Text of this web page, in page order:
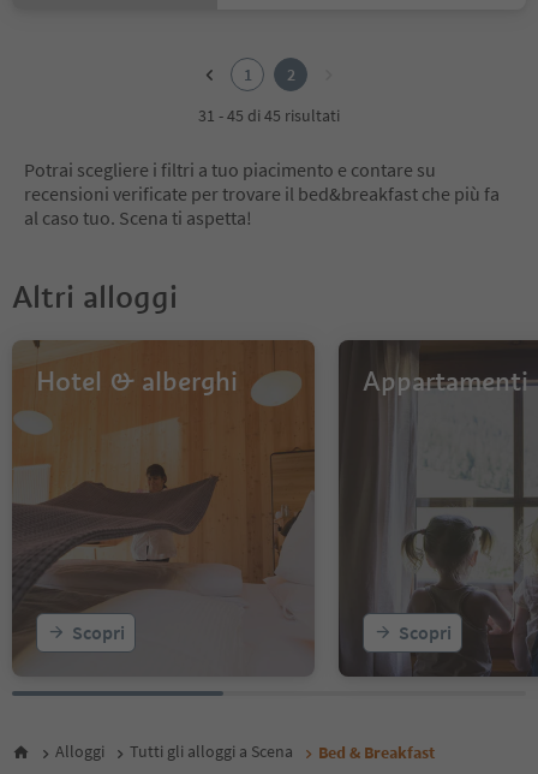
1
2
31 - 45 di 45 risultati
Potrai scegliere i filtri a tuo piacimento e contare su
recensioni verificate per trovare il bed&breakfast che più fa
al caso tuo. Scena ti aspetta!
Altri alloggi
Hotel & alberghi
Scopri
Appartamenti
Scopri
Alloggi Tutti gli alloggi a Scena Bed & Breakfast